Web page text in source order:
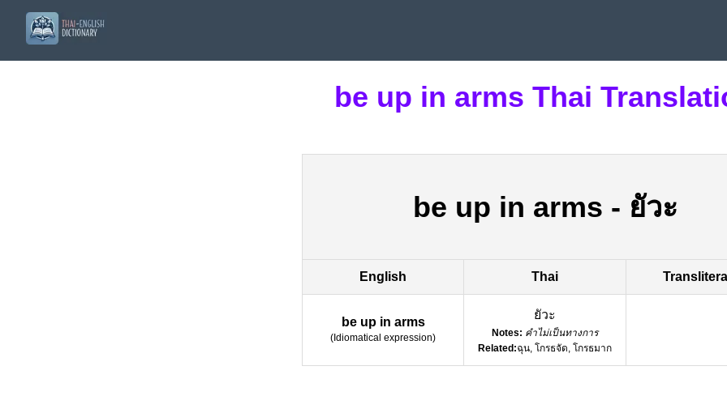
be up in arms Thai
be up in arms - ยัวะ
English Thai
be up in arms
(Idiomatical expression)
ยัวะ
Notes: คำไม่เป็นทางการ
Related:ฉุน, โกรธจัด, โกรธมาก